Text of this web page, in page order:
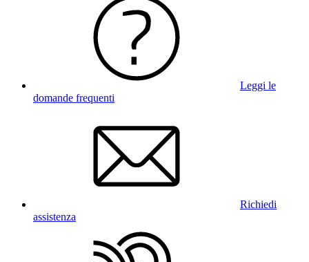
Leggi le
domande frequenti
Richiedi
assistenza